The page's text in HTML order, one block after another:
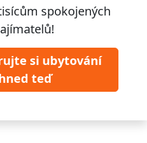
spokojených
si ubytování
teď